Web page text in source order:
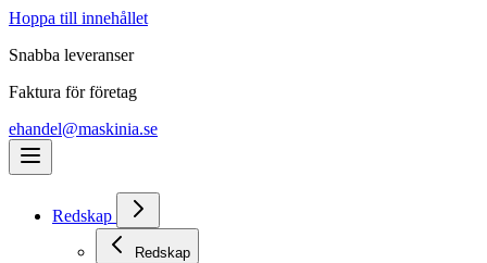
Hoppa till innehållet
Snabba leveranser
Faktura för företag
ehandel@maskinia.se
Redskap
Redskap